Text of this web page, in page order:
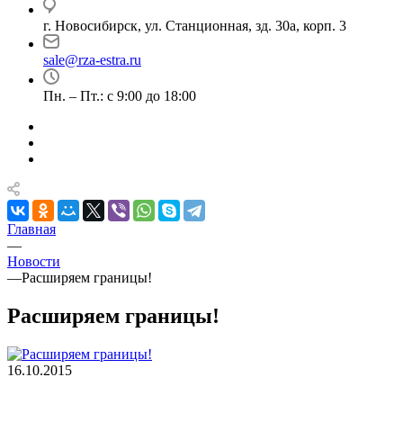
г. Новосибирск, ул. Станционная, зд. 30а, корп. 3
sale@rza-estra.ru
Пн. – Пт.: с 9:00 до 18:00
Главная
—
Новости
—Расширяем границы!
Расширяем границы!
16.10.2015